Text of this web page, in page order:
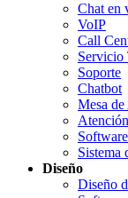
Chat en
VoIP
Call
Servicio
Soporte
Chatbot
Mesa
Sistema
Diseño
Diseño